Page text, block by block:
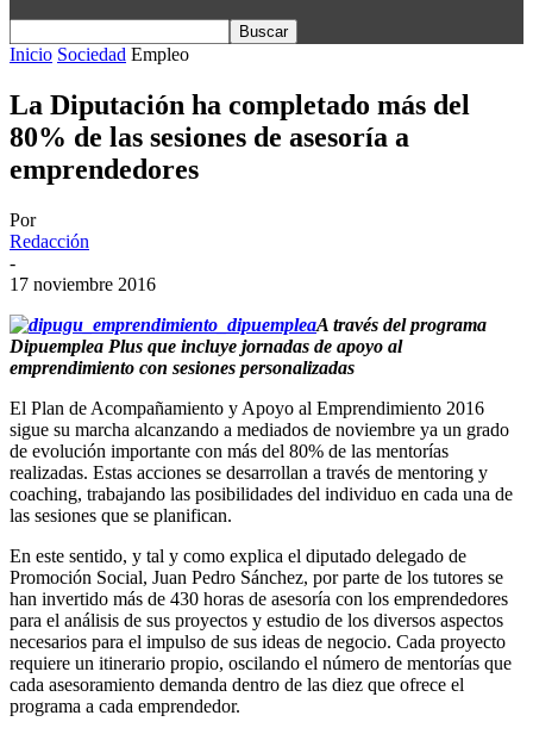
Inicio Sociedad Empleo
La Diputación ha completado más del
80% de las sesiones de asesoría a
emprendedores
Por
Redacción
-
17 noviembre 2016
A través del programa
Dipuemplea Plus que incluye jornadas de apoyo al
emprendimiento con sesiones personalizadas
El Plan de Acompañamiento y Apoyo al Emprendimiento 2016
sigue su marcha alcanzando a mediados de noviembre ya un grado
de evolución importante con más del 80% de las mentorías
realizadas. Estas acciones se desarrollan a través de mentoring y
coaching, trabajando las posibilidades del individuo en cada una de
las sesiones que se planifican.
En este sentido, y tal y como explica el diputado delegado de
Promoción Social, Juan Pedro Sánchez, por parte de los tutores se
han invertido más de 430 horas de asesoría con los emprendedores
para el análisis de sus proyectos y estudio de los diversos aspectos
necesarios para el impulso de sus ideas de negocio. Cada proyecto
requiere un itinerario propio, oscilando el número de mentorías que
cada asesoramiento demanda dentro de las diez que ofrece el
programa a cada emprendedor.